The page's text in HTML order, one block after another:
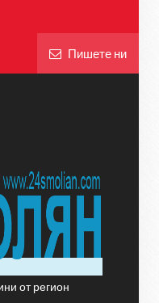
Пишете ни
от регион